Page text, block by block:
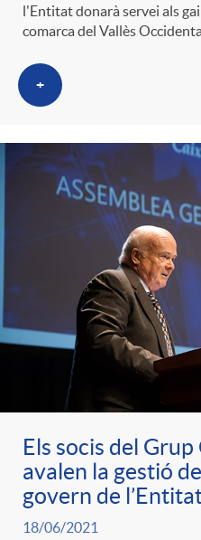
l'Entitat donarà servei als
comarca del Vallès
+
Els socis del Grup
avalen la gestió
govern de
18/06/2021